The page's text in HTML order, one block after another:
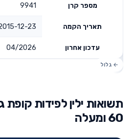
מספר קרן 9941
תאריך הקמה 12-23 00:00:00
עדכון אחרון 04/2026
תשואות ילין לפידות קופת
60 ומעלה